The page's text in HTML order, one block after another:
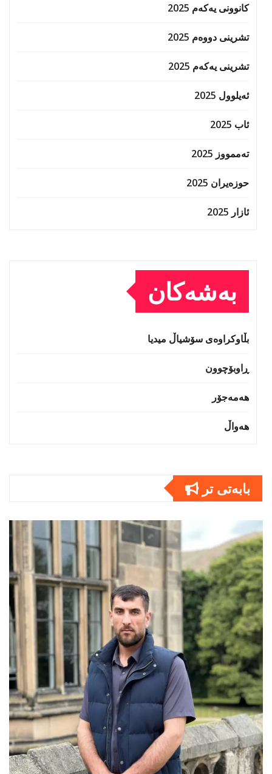
کانوونی یەکەم 2025
تشرینی دووەم 2025
تشرینی یەکەم 2025
ئەیلوول 2025
ئاب 2025
تەممووز 2025
حوزه‌یران 2025
ئازار 2025
بەشەکان
بڵاوکراوەی سۆشیاڵ میدیا
ڕاوبۆچوون
هەمەجۆر
هەواڵ
بابەتى تر